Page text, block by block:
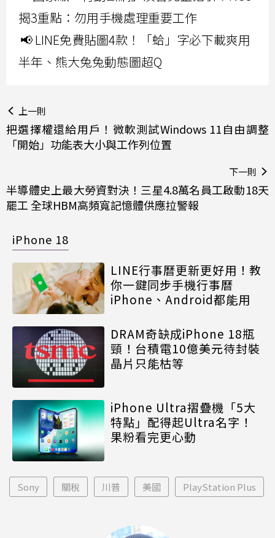
揭3重點：勿用手機處理重要工作
📢 LINE免費貼圖4款！「蛤」字必下載爽用
半年、熊大兔兔動態圖超Q
上一則
把選擇權還給用戶！微軟測試Windows 11自由調整
「開始」功能表大小與工作列位置
下一則
半導體史上最大勞資對決！三星4.8萬名員工啟動18天
罷工 全球HBM高頻寬記憶體供應拉警報
iPhone 18
LINE行事曆更新更好用！教
你一鍵同步手機行事曆
iPhone、Android都能用
DRAM奇缺成iPhone 18瓶
頸！台積電10億美元待封裝
晶片只能枯等
iPhone Ultra摺疊機「5大
特點」配得起Ultra名字！
果粉看完更心動
Sony 關稅 川普 美國 PlayStation Plus